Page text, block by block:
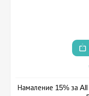
Намаление 15% за